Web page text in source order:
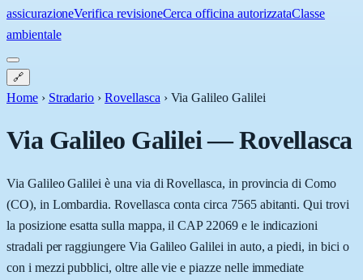
assicurazioneVerifica revisioneCerca officina autorizzataClasse
ambientale
🔗
Home › Stradario › Rovellasca › Via Galileo Galilei
Via Galileo Galilei—Rovellasca
Via Galileo Galilei è una via di Rovellasca, in provincia di Como
(CO), in Lombardia. Rovellasca conta circa 7565 abitanti. Qui trovi
la posizione esatta sulla mappa, il CAP 22069 e le indicazioni
stradali per raggiungere Via Galileo Galilei in auto, a piedi, in bici o
con i mezzi pubblici, oltre alle vie e piazze nelle immediate